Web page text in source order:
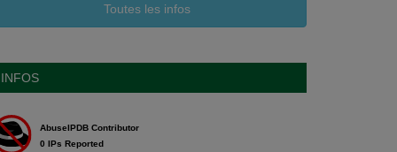
Toutes les infos
INFOS